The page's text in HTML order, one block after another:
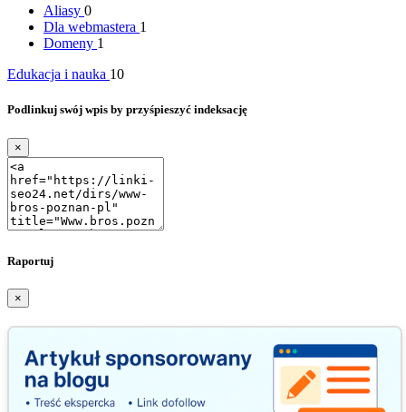
Aliasy 0
Dla webmastera 1
Domeny 1
Edukacja i nauka 10
Podlinkuj swój wpis by przyśpieszyć indeksację
×
Raportuj
×